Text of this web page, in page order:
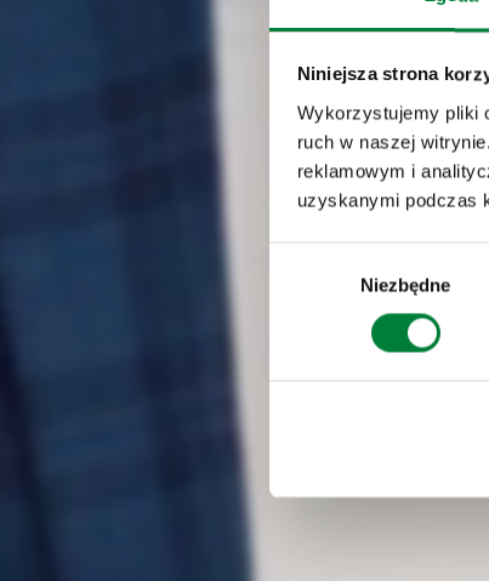
Niniejsza strona
Wykorzystujemy pliki
ruch w naszej
reklamowym i
uzyskanymi podczas
Niezbędne